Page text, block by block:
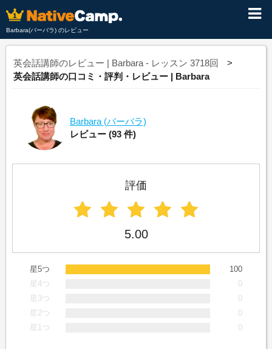
Barbara(バーバラ) のレビュー
英会話講師のレビュー | Barbara - レッスン 3718回
英会話講師の口コミ・評判・レビュー | Barbara
Barbara (バーバラ)
レビュー (93 件)
評価
5.00
星5つ
100
星4つ
0
星3つ
0
星2つ
0
星1つ
0